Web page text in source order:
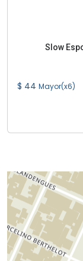
Slow
$ 44 Mayor(x6)